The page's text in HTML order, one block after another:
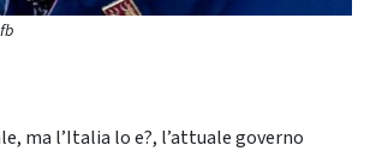
ma l’Italia lo e?, l’attuale governo